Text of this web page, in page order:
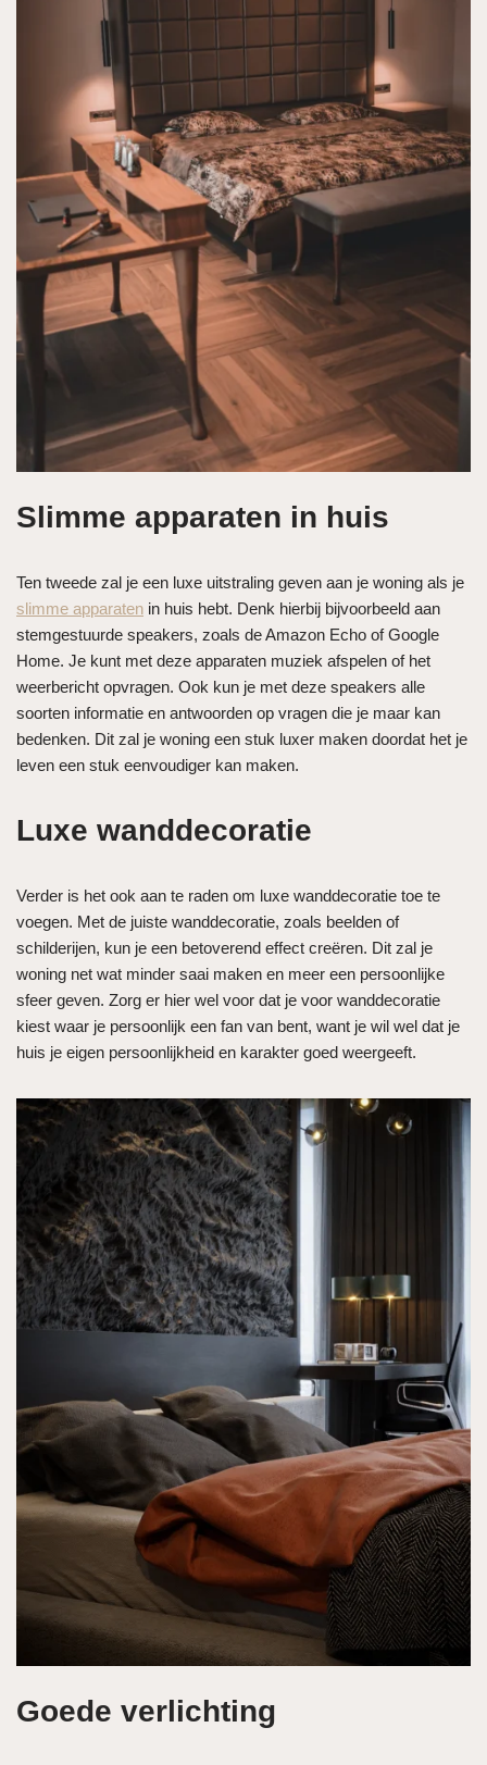
Slimme apparaten in huis
Ten tweede zal je een luxe uitstraling geven aan je woning als je
slimme apparaten in huis hebt. Denk hierbij bijvoorbeeld aan
stemgestuurde speakers, zoals de Amazon Echo of Google
Home. Je kunt met deze apparaten muziek afspelen of het
weerbericht opvragen. Ook kun je met deze speakers alle
soorten informatie en antwoorden op vragen die je maar kan
bedenken. Dit zal je woning een stuk luxer maken doordat het je
leven een stuk eenvoudiger kan maken.
Luxe wanddecoratie
Verder is het ook aan te raden om luxe wanddecoratie toe te
voegen. Met de juiste wanddecoratie, zoals beelden of
schilderijen, kun je een betoverend effect creëren. Dit zal je
woning net wat minder saai maken en meer een persoonlijke
sfeer geven. Zorg er hier wel voor dat je voor wanddecoratie
kiest waar je persoonlijk een fan van bent, want je wil wel dat je
huis je eigen persoonlijkheid en karakter goed weergeeft.
Goede verlichting